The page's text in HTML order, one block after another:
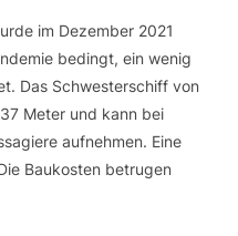
im Dezember 2021
bedingt, ein wenig
Das Schwesterschiff von
Meter und kann bei
aufnehmen. Eine
Baukosten betrugen